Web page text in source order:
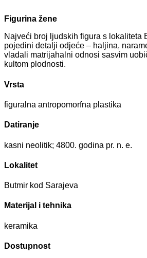
Figurina žene
Najveći broj ljudskih figura s lokaliteta
pojedini detalji odjeće – haljina,
vladali matrijahalni odnosi sasvim
kultom plodnosti.
Vrsta
figuralna antropomorfna plastika
Datiranje
kasni neolitik; 4800. godina pr. n. e.
Lokalitet
Butmir kod Sarajeva
Materijal i tehnika
keramika
Dostupnost